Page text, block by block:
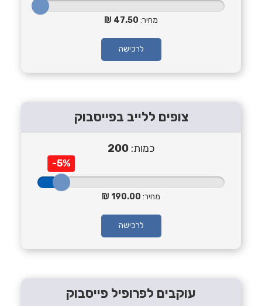
מחיר: 47.50
לרכישה
צופים ללייב בפייסבוק
כמות:200
-5%
מחיר: 190.00
לרכישה
עוקבים לפרופיל פייסבוק